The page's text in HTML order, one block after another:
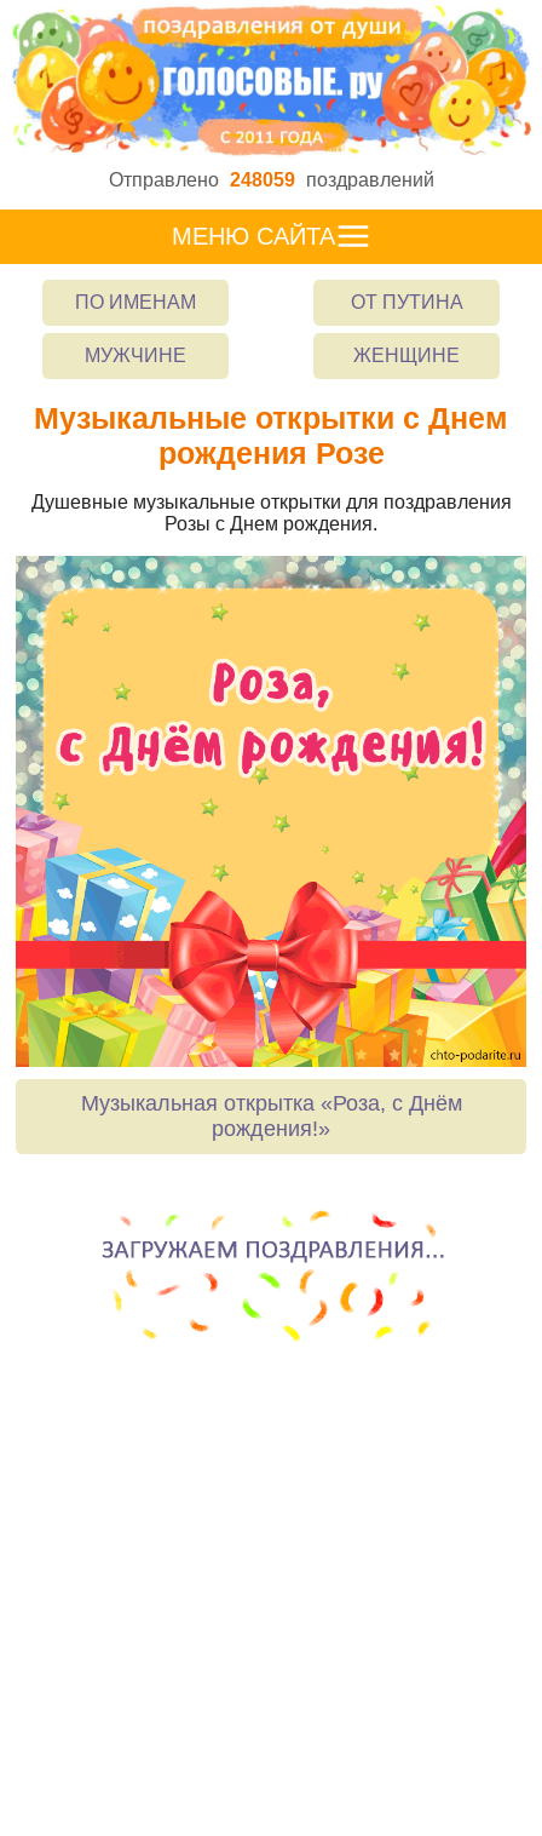
Отправлено 248059 поздравлений
МЕНЮ САЙТА
ПО ИМЕНАМ ОТ ПУТИНА
МУЖЧИНЕ ЖЕНЩИНЕ
Музыкальные открытки с Днем
рождения Розе
Душевные музыкальные открытки для поздравления
Розы с Днем рождения.
Музыкальная открытка «Роза, с Днём
рождения!»